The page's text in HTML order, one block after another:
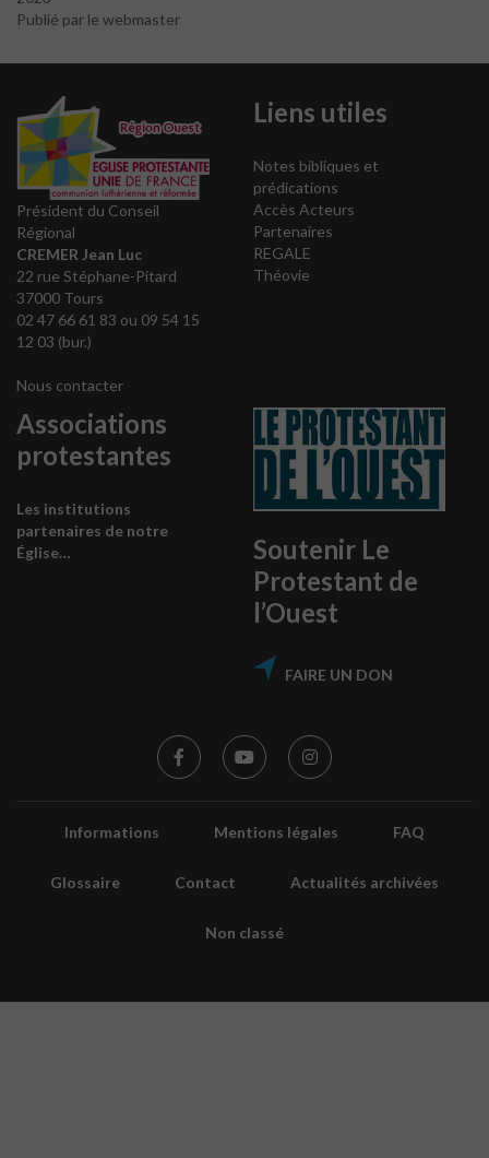
Publié par le webmaster
Président du Conseil
Régional
CREMER Jean Luc
22 rue Stéphane-Pitard
37000 Tours
02 47 66 61 83 ou 09 54 15
12 03 (bur.)
Nous contacter
Liens utiles
Notes bibliques et
prédications
Accès Acteurs
Partenaires
REGALE
Théovie
Associations
protestantes
Les institutions
partenaires de notre
Église…
Soutenir Le
Protestant de
l’Ouest
FAIRE UN DON
Informations Mentions légales FAQ
Glossaire Contact Actualités archivées
Non classé